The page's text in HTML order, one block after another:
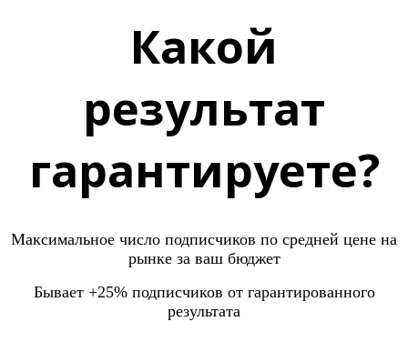
Какой
результат
гарантируете?
Максимальное число подписчиков по средней цене на
рынке за ваш бюджет
Бывает +25% подписчиков от гарантированного
результата